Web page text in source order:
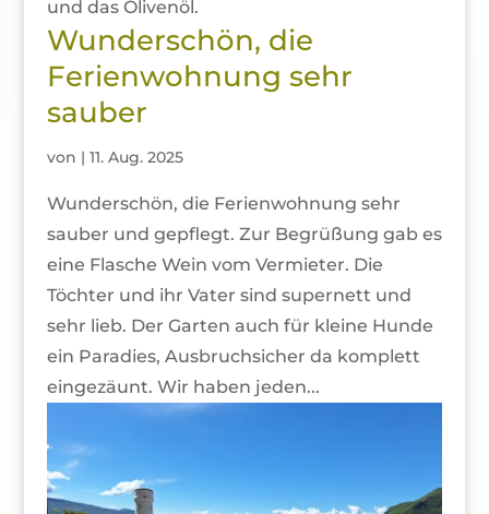
und das Olivenöl.
Wunderschön, die
Ferienwohnung sehr
sauber
von | 11. Aug. 2025
Wunderschön, die Ferienwohnung sehr
sauber und gepflegt. Zur Begrüßung gab es
eine Flasche Wein vom Vermieter. Die
Töchter und ihr Vater sind supernett und
sehr lieb. Der Garten auch für kleine Hunde
ein Paradies, Ausbruchsicher da komplett
eingezäunt. Wir haben jeden...